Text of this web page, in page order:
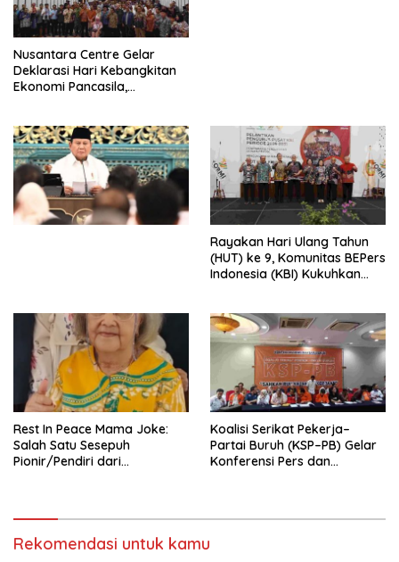
Nusantara Centre Gelar
Deklarasi Hari Kebangkitan
Ekonomi Pancasila,
Penjajahan (Pergolakan
Ekonomi Politik Indonesia) &
Simposium Nasional “Urgensi
Undang-Undang
Perekonomian Nasional dan
Kesejahteraan Sosial dalam
Rayakan Hari Ulang Tahun
(HUT) ke 9, Komunitas BEPers
Indonesia (KBI) Kukuhkan
Tema: “Penguatan dan
Pengembangan Organisasi
KBI yang Berbasis Riset di
seluruh Indonesia dan
Mancanegara”.
Rest In Peace Mama Joke:
Salah Satu Sesepuh
Pionir/Pendiri dari
Kasih Allah.
Koalisi Serikat Pekerja–
Partai Buruh (KSP–PB) Gelar
Konferensi Pers dan
RUU Ketenagakerjaan Baru.
Rekomendasi untuk kamu